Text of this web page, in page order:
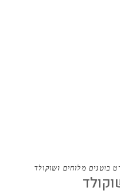
בוטנים מלוחים ושוקולד